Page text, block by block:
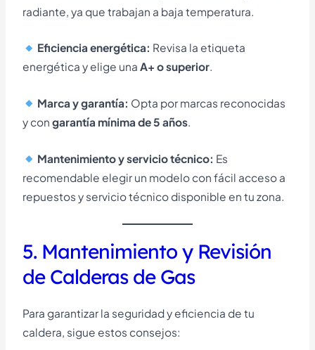
radiante, ya que trabajan a baja temperatura.
Eficiencia energética: Revisa la etiqueta
energética y elige unaA+ o superior.
Marca y garantía: Opta por marcas reconocidas
y congarantía mínima de 5 años.
Mantenimiento y servicio técnico: Es
recomendable elegir un modelo con fácil acceso a
repuestos y servicio técnico disponible en tu zona.
5. Mantenimiento y Revisión
de Calderas de Gas
Para garantizar la seguridad y eficiencia de tu
caldera, sigue estos consejos: